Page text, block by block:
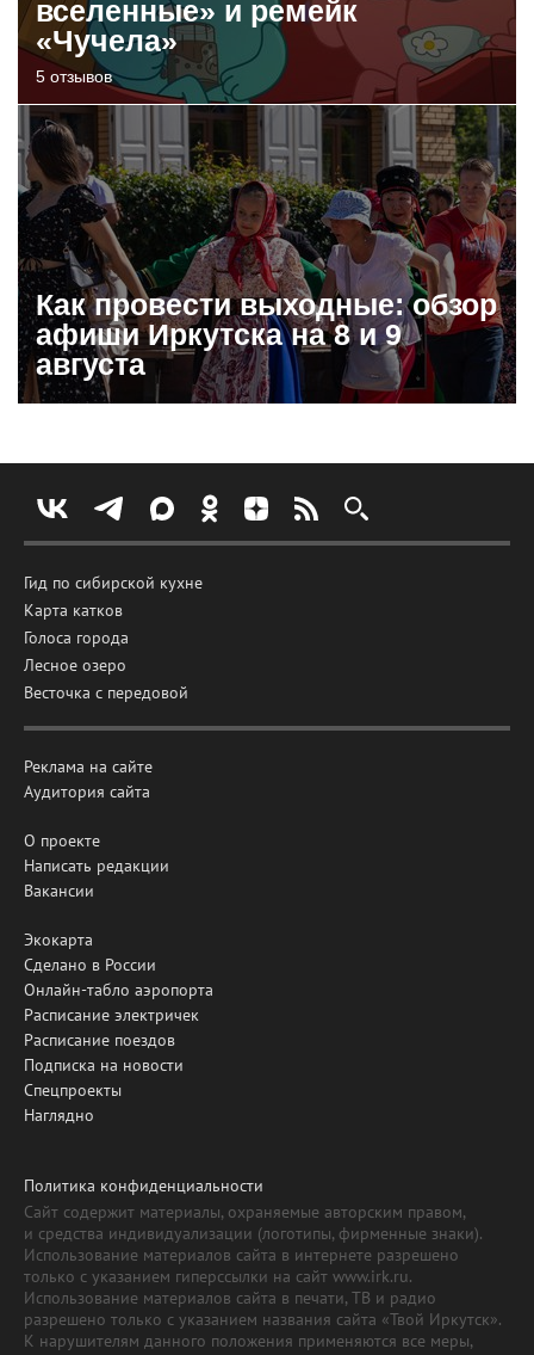
вселенные» и ремейк
«Чучела»
5 отзывов
Как провести выходные: обзор
афиши Иркутска на 8 и 9
августа
Гид по сибирской кухне
Карта катков
Голоса города
Лесное озеро
Весточка с передовой
Реклама на сайте
Аудитория сайта
О проекте
Написать редакции
Вакансии
Экокарта
Сделано в России
Онлайн-табло аэропорта
Расписание электричек
Расписание поездов
Подписка на новости
Спецпроекты
Наглядно
Политика конфиденциальности
Сайт содержит материалы, охраняемые авторским правом,
и средства индивидуализации (логотипы, фирменные знаки).
Использование материалов сайта в интернете разрешено
только с указанием гиперссылки на сайт www.irk.ru.
Использование материалов сайта в печати, ТВ и радио
разрешено только с указанием названия сайта «Твой Иркутск».
К нарушителям данного положения применяются все меры,